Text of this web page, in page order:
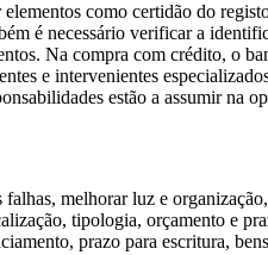
como certidão do
é necessário verificar a
Na compra com crédito, o
e intervenientes
estão a assumir na
melhorar luz e
tipologia, orçamento e
prazo para escritura,